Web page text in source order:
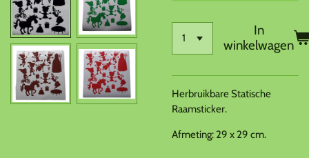
In
winkelwagen
Herbruikbare Statische
Raamsticker.
Afmeting: 29 x 29 cm.